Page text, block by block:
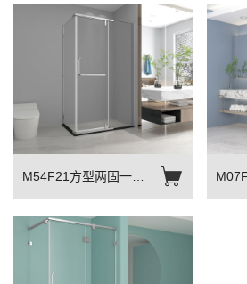
平开门 平开门
M54F21方型两固一活
平开门